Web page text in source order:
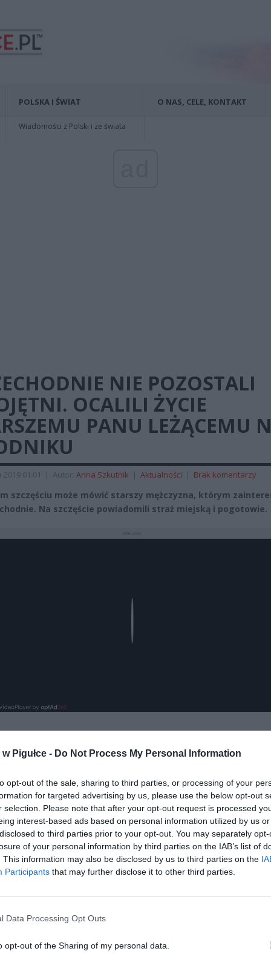
Pigułce - Do Not Process My Personal Information
opt-out of the sale, sharing to third parties, or processing of your
for targeted advertising by us, please use the below opt-out
selection. Please note that after your opt-out request is processed
interest-based ads based on personal information utilized by us
to third parties prior to your opt-out. You may separately
of your personal information by third parties on the IAB’s list of
This information may also be disclosed by us to third parties on the
Participants that may further disclose it to other third parties.
Data Processing Opt Outs
opt-out of the Sharing of my personal data.
POLSKA I ŚWIAT
Wiadomości z Polski i ze świata
O NAS, CELE, KONTAKT
NIE POZOSTALI
OCALILI ŻYCIE
PANU LEŻĄCEMU
2019 01:01 | Autor: Anna Szkutnik | Aktualności | Brak komentarzy
szczęściu może mówić starszy mężczyzna, którym
Na szczęście powiadomili straż miejską i pogotowie.
nas do preferowanych źródeł w Google